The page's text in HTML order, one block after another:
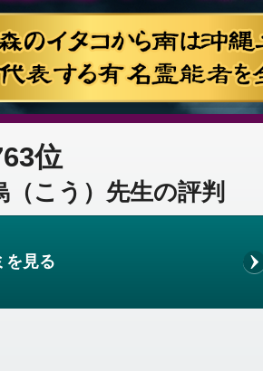
位
こう）先生の評判
を見る